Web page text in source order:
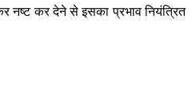
कर देने से इसका प्रभाव नियंत्रित